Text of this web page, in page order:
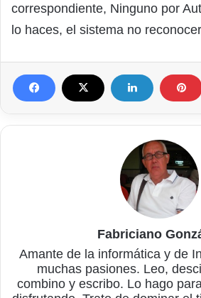
correspondiente, Ninguno por
lo haces, el sistema no
Fabriciano
Amante de la informática y de
muchas pasiones. Leo,
combino y escribo. Lo hago